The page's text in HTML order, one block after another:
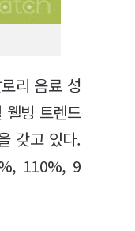
리 음료 성
웰빙 트렌드
갖고 있다.
110%, 9